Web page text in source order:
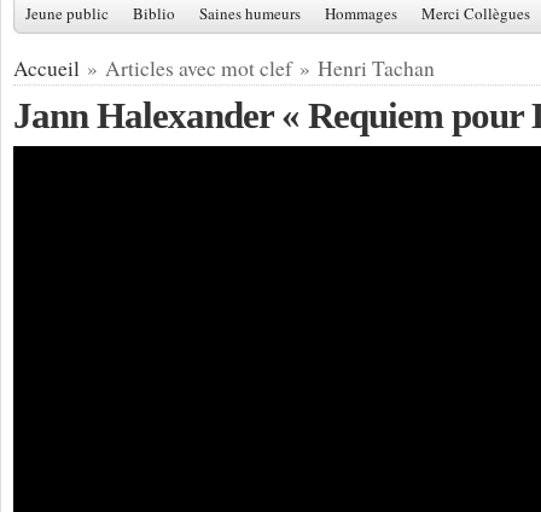
Jeune public Biblio Saines humeurs Hommages Merci Collègues
Accueil » Articles avec mot clef » Henri Tachan
Jann Halexander « Requiem pour